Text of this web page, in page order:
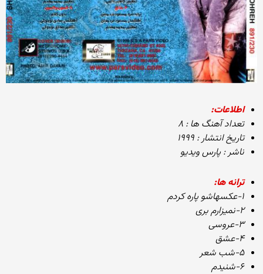
اطلاعات:
تعداد آهنگ ها : ۸
تاریخ انتشار : ۱۹۹۹
ناشر : پارس ویدیو
ترانه ها:
۱-عکسهاشو پاره کردم
۲-نمیزارم بری
۳-عروسی
۴-عشق
۵-شب شعر
۶-شنیدم